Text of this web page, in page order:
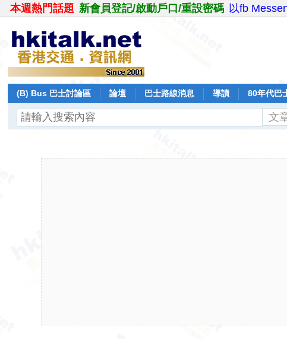
本週熱門話題 新會員登記/啟動戶口/重設密碼 以fb
(B) Bus 巴士討論區 論壇 巴士路線消息 導讀 80年代巴
文